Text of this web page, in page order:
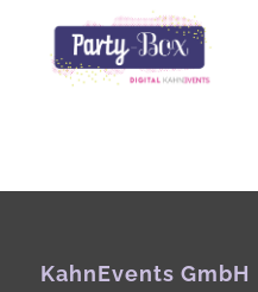
KahnEvents GmbH